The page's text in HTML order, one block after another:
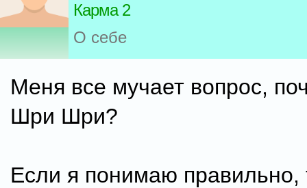
Карма 2
О себе
Меня все мучает вопрос,
Шри Шри?
Если я понимаю